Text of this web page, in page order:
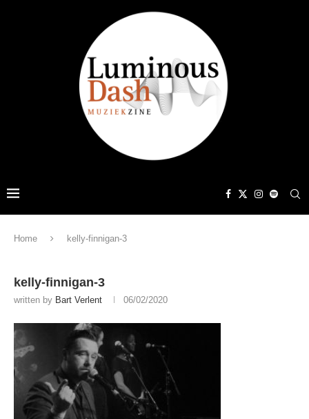
Home kelly-finnigan-3
kelly-finnigan-3
written by Bart Verlent 06/02/2020